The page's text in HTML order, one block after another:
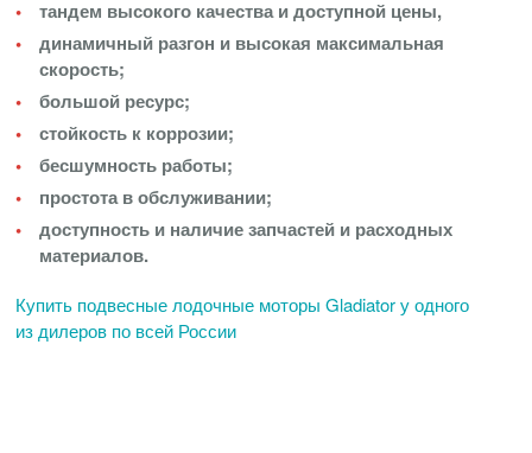
тандем высокого качества и доступной цены,
динамичный разгон и высокая максимальная
скорость;
большой ресурс;
стойкость к коррозии;
бесшумность работы;
простота в обслуживании;
доступность и наличие запчастей и расходных
материалов.
Купить подвесные лодочные моторы Gladiator у одного
из дилеров по всей России